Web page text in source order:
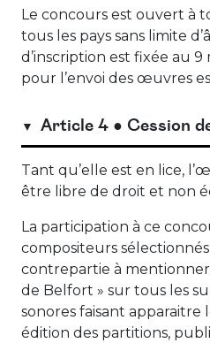
Le concours est ouvert à
tous les pays sans limite
d’inscription est fixée au 9
pour l’envoi des œuvres
Article 4 ● Cession
Tant qu’elle est en lice,
être libre de droit et non
La participation à ce
compositeurs
contrepartie à mentionner
de Belfort » sur tous les
sonores faisant
édition des partitions,